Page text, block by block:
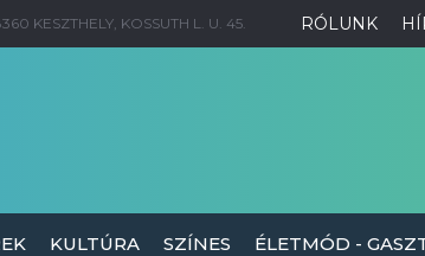
RÓLUNK
KESZTHELY, KOSSUTH L. U. 45.
KULTÚRA SZÍNES ÉLETMÓD -